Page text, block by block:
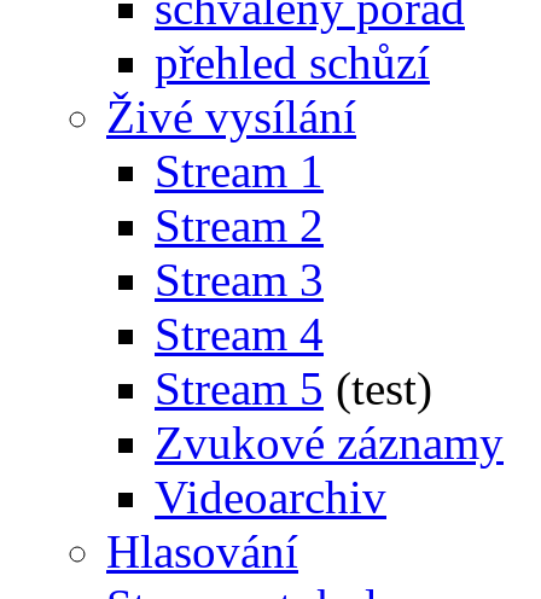
přehled schůzí
Živé vysílání
Stream 1
Stream 2
Stream 3
Stream 4
Stream 5 (test)
Zvukové záznamy
Videoarchiv
Hlasování